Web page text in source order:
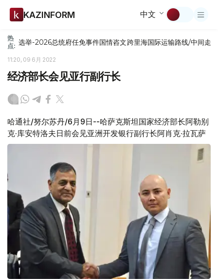
KAZINFORM 中文
热
点: 选举-2026总统府任免事件国情咨文跨里海国际运输路线/中间走廊
11:20, 09 6月 2022
经济部长会见亚行副行长
哈通社/努尔苏丹/6月9日--哈萨克斯坦国家经济部长阿勒别
克·库安特洛夫日前会见亚洲开发银行副行长阿肖克·拉瓦萨